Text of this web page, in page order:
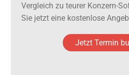
Vergleich zu teurer Konzern-
Sie jetzt eine kostenlose
Jetzt Termin